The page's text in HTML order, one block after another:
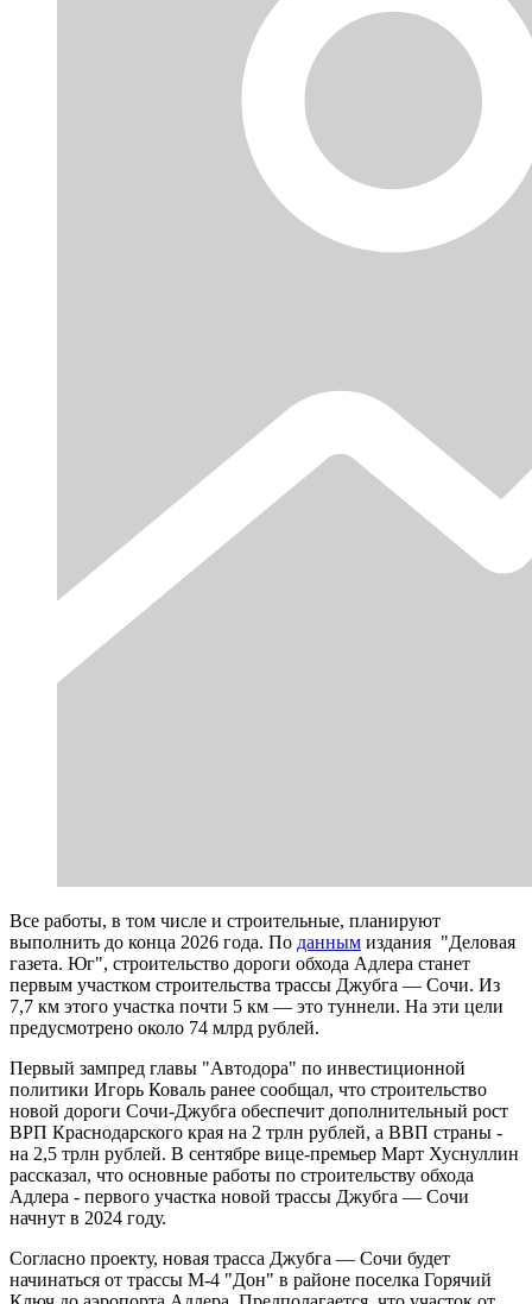
Все работы, в том числе и строительные, планируют
выполнить до конца 2026 года. По данным издания "Деловая
газета. Юг", строительство дороги обхода Адлера станет
первым участком строительства трассы Джубга — Сочи. Из
7,7 км этого участка почти 5 км — это туннели. На эти цели
предусмотрено около 74 млрд рублей.
Первый зампред главы "Автодора" по инвестиционной
политики Игорь Коваль ранее сообщал, что строительство
новой дороги Сочи-Джубга обеспечит дополнительный рост
ВРП Краснодарского края на 2 трлн рублей, а ВВП страны -
на 2,5 трлн рублей. В сентябре вице-премьер Март Хуснуллин
рассказал, что основные работы по строительству обхода
Адлера - первого участка новой трассы Джубга — Сочи
начнут в 2024 году.
Согласно проекту, новая трасса Джубга — Сочи будет
начинаться от трассы М-4 "Дон" в районе поселка Горячий